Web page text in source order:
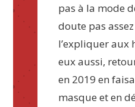
pas à la mode
doute pas
l’expliquer aux
eux aussi,
en 2019 en
masque et en